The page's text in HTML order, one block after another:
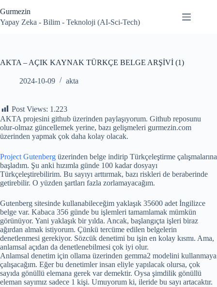
to
content
Gurmezin
Yapay Zeka - Bilim - Teknoloji (AI-Sci-Tech)
AKTA – AÇIK KAYNAK TÜRKÇE BELGE ARŞİVİ (1)
2024-10-09 akta
Post Views: 1.223
AKTA projesini github üzerinden paylaşıyorum. Github reposunu
olur-olmaz güncellemek yerine, bazı gelişmeleri gurmezin.com
üzerinden yapmak çok daha kolay olacak.
Project Gutenberg üzerinden belge indirip Türkçeleştirme çalışmalarına
başladım. Şu anki hızımla günde 100 kadar dosyayı
Türkçeleştirebilirim. Bu sayıyı arttırmak, bazı riskleri de beraberinde
getirebilir. O yüzden şartları fazla zorlamayacağım.
Gutenberg sitesinde kullanabileceğim yaklaşık 35600 adet İngilizce
belge var. Kabaca 356 günde bu işlemleri tamamlamak mümkün
görünüyor. Yani yaklaşık bir yılda. Ancak, başlangıçta işleri biraz
ağırdan almak istiyorum. Çünkü tercüme edilen belgelerin
denetlenmesi gerekiyor. Sözcük denetimi bu işin en kolay kısmı. Ama,
anlamsal açıdan da denetlenebilmesi çok iyi olur.
Anlamsal denetim için ollama üzerinden gemma2 modelini kullanmaya
çalışacağım. Eğer bu denetimler insan eliyle yapılacak olursa, çok
sayıda gönüllü elemana gerek var demektir. Oysa şimdilik gönüllü
eleman sayımız sadece 1 kişi. Umuyorum ki, ileride bu sayı artacaktır.